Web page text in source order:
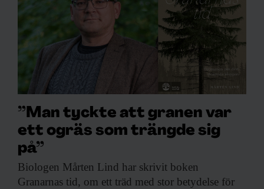
”Man tyckte att granen var
ett ogräs som trängde sig
på”
Biologen Mårten Lind har skrivit boken
Granarnas tid, om ett träd med stor betydelse för